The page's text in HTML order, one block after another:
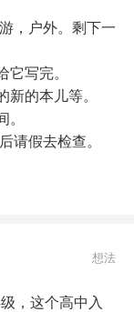
，户外。剩下一
写完。
的本儿等。
假去检查。
想法
，这个高中入